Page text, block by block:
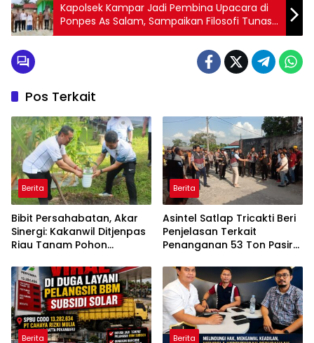
Kapolsek Kampar Jadi Pembina Upacara di
Ponpes As Salam, Sampaikan Filosofi Tunas,
Kapolsek: Jujur, Disiplin, Berani, Kunci Sukses
Pos Terkait
Berita
Bibit Persahabatan, Akar
Sinergi: Kakanwil Ditjenpas
Riau Tanam Pohon
Riau
Berita
Asintel Satlap Tricakti Beri
Penjelasan Terkait
Penanganan 53 Ton Pasir
Berita Berita